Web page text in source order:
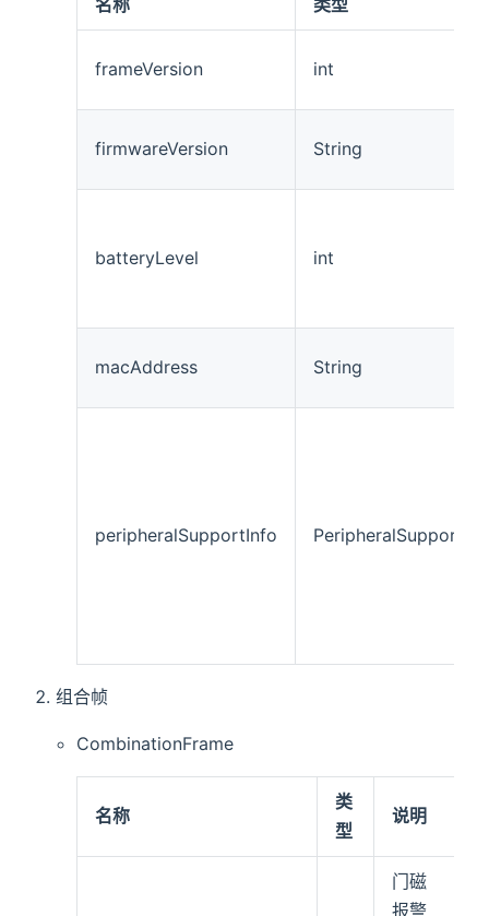
名称 类型
frameVersion int
firmwareVersion String
batteryLevel int
macAddress String
peripheralSupportInfo
组合帧
CombinationFrame
名称
类
型
说明
门磁
报警